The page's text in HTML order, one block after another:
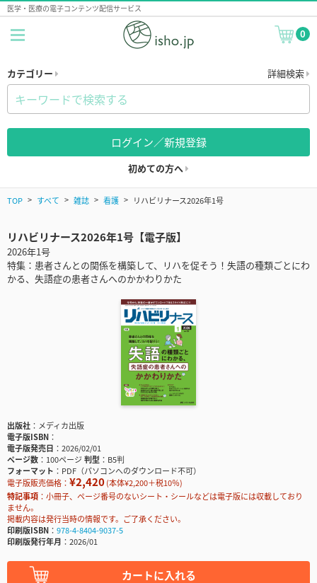
医学・医療の電子コンテンツ配信サービス
0
カテゴリー 詳細検索
ログイン／新規登録
初めての方へ
TOP すべて 雑誌 看護 リハビリナース2026年1号
リハビリナース2026年1号【電子版】
2026年1号
特集：患者さんとの関係を構築して、リハを促そう！失語の種類ごとにわ
かる、失語症の患者さんへのかかわりかた
出版社
メディカ出版
電子版ISBN
電子版発売日
2026/02/01
ページ数
100ページ判型
B5判
フォーマット
PDF（パソコンへのダウンロード不可）
電子版販売価格： ¥2,420(本体¥2,200＋税10％)
特記事項
小冊子、ページ番号のないシート・シールなどは電子版には収載しており
ません。
掲載内容は発行当時の情報です。ご了承ください。
印刷版ISBN
978-4-8404-9037-5
印刷版発行年月
2026/01
カートに入れる